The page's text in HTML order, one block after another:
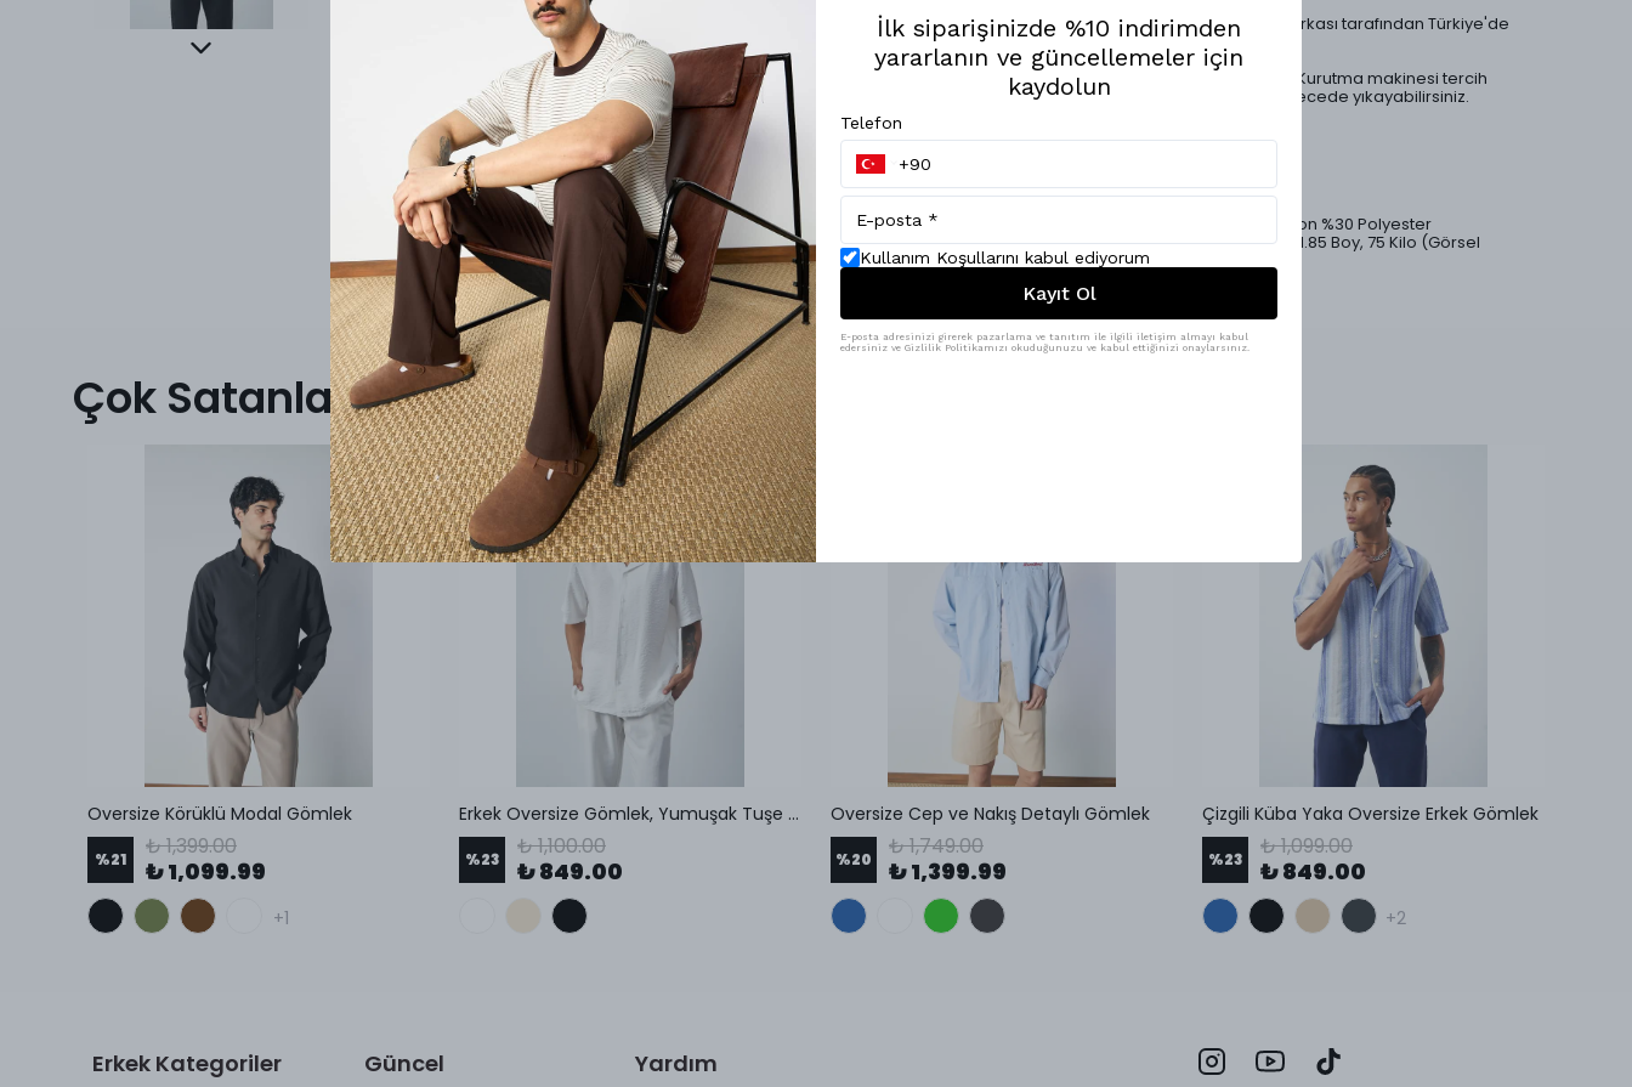
•Ürünlerimiz Mesfeno markası tarafından Türkiye'de
özenle üretilmiştir.
•Ürün yıkama talimatları: Kurutma makinesi tercih
edilmemelidir. 30 °C derecede yıkayabilirsiniz.
•Ürün Materyali: %70 Cotton %30 Polyester
•Modelin Beden Ölçüleri: 1.85 Boy, 75 Kilo (Görsel
ürün: L Beden)
Çok Satanlar
Oversize Körüklü Modal Gömlek
%21 ₺ 1,399.00
₺ 1,099.99
+1
Erkek Oversize Gömlek, Yumuşak Tuşe Kumaş, Küba Yaka, Kısa Kollu Gömlek
%23 ₺ 1,100.00
₺ 849.00
Oversize Cep ve Nakış Detaylı Gömlek
%20 ₺ 1,749.00
₺ 1,399.99
Çizgili Küba Yaka Oversize Erkek Gömlek
%23 ₺ 1,099.00
₺ 849.00
+2
Erkek Kategoriler Güncel Yardım
İlk siparişinizde %10 indirimden
yararlanın ve güncellemeler için
kaydolun
Telefon
Kullanım Koşullarını kabul ediyorum
Kayıt Ol
E-posta adresinizi girerek pazarlama ve tanıtım ile ilgili iletişim almayı kabul
edersiniz ve Gizlilik Politikamızı okuduğunuzu ve kabul ettiğinizi onaylarsınız.